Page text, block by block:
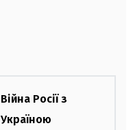
Війна Росії з
Україною